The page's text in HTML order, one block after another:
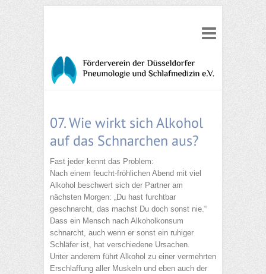
07. Wie wirkt sich Alkohol
auf das Schnarchen aus?
Fast jeder kennt das Problem:
Nach einem feucht-fröhlichen Abend mit viel
Alkohol beschwert sich der Partner am
nächsten Morgen: „Du hast furchtbar
geschnarcht, das machst Du doch sonst nie.“
Dass ein Mensch nach Alkoholkonsum
schnarcht, auch wenn er sonst ein ruhiger
Schläfer ist, hat verschiedene Ursachen.
Unter anderem führt Alkohol zu einer vermehrten
Erschlaffung aller Muskeln und eben auch der